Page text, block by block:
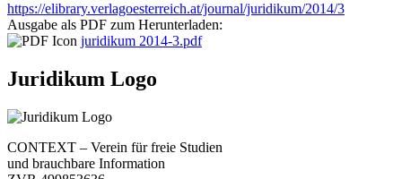
https://elibrary.verlagoesterreich.at/journal/juridikum/2014/3
Ausgabe als PDF zum Herunterladen:
juridikum 2014-3.pdf
Juridikum Logo
CONTEXT – Verein für freie Studien
und brauchbare Information